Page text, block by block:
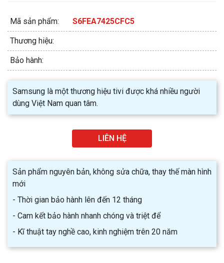
Mã sản phẩm: S6FEA7425CFC5
Thương hiệu:
Bảo hành:
Samsung là một thương hiệu tivi được khá nhiều người
dùng Việt Nam quan tâm.
LIÊN HỆ
Sản phẩm nguyên bản, không sửa chữa, thay thế màn hình
mới
- Thời gian bảo hành lên đến 12 tháng
- Cam kết bảo hành nhanh chóng và triệt để
- Kĩ thuật tay nghề cao, kinh nghiệm trên 20 năm